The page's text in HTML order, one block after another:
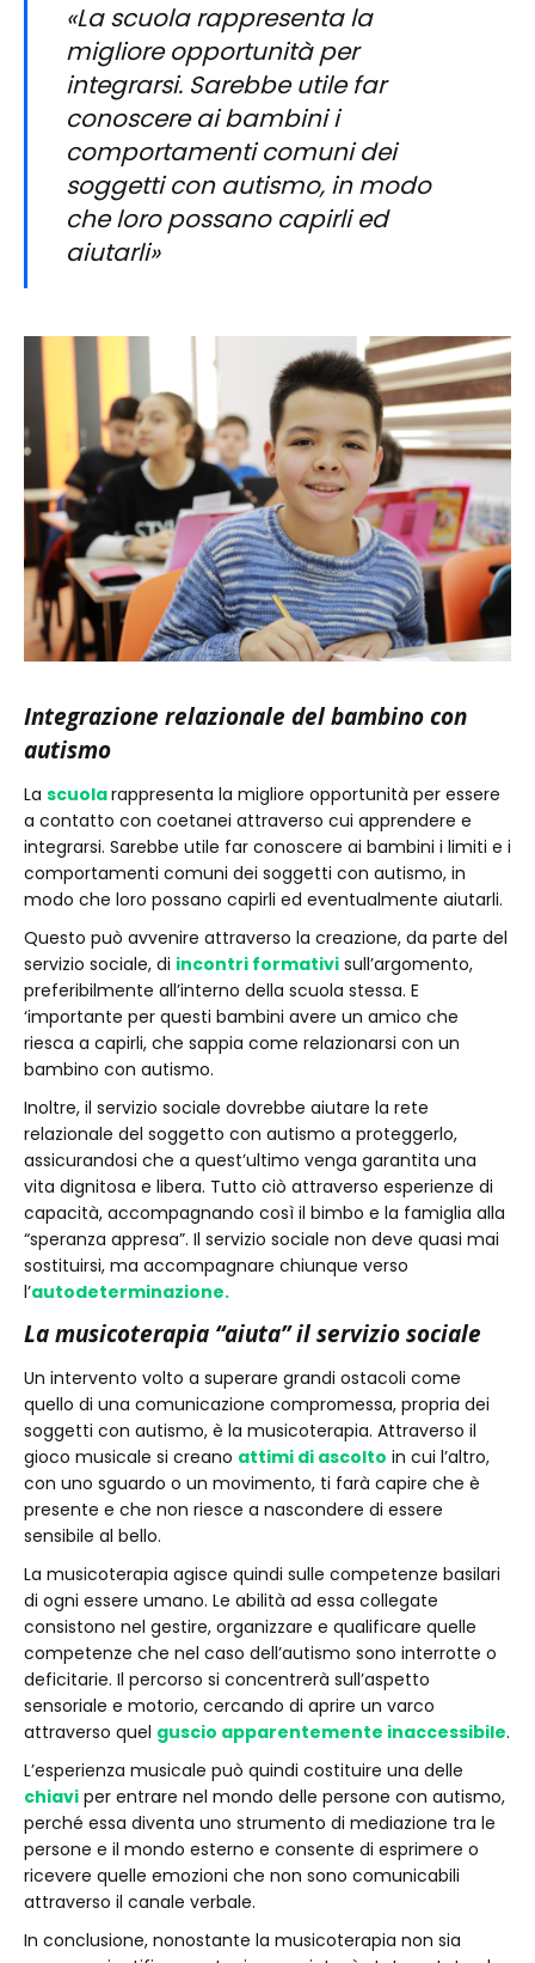
«La scuola rappresenta la
migliore opportunità per
integrarsi. Sarebbe utile far
conoscere ai bambini i
comportamenti comuni dei
soggetti con autismo, in modo
che loro possano capirli ed
aiutarli»
Integrazione relazionale del bambino con
autismo
La scuolarappresenta la migliore opportunità per essere
a contatto con coetanei attraverso cui apprendere e
integrarsi. Sarebbe utile far conoscere ai bambini i limiti e i
comportamenti comuni dei soggetti con autismo, in
modo che loro possano capirli ed eventualmente aiutarli.
Questo può avvenire attraverso la creazione, da parte del
servizio sociale, di incontri formativi sull’argomento,
preferibilmente all’interno della scuola stessa. E
‘importante per questi bambini avere un amico che
riesca a capirli, che sappia come relazionarsi con un
bambino con autismo.
Inoltre, il servizio sociale dovrebbe aiutare la rete
relazionale del soggetto con autismo a proteggerlo,
assicurandosi che a quest’ultimo venga garantita una
vita dignitosa e libera. Tutto ciò attraverso esperienze di
capacità, accompagnando così il bimbo e la famiglia alla
“speranza appresa”. Il servizio sociale non deve quasi mai
sostituirsi, ma accompagnare chiunque verso
l’autodeterminazione.
La musicoterapia “aiuta” il servizio sociale
Un intervento volto a superare grandi ostacoli come
quello di una comunicazione compromessa, propria dei
soggetti con autismo, è la musicoterapia. Attraverso il
gioco musicale si creano attimi di ascolto in cui l’altro,
con uno sguardo o un movimento, ti farà capire che è
presente e che non riesce a nascondere di essere
sensibile al bello.
La musicoterapia agisce quindi sulle competenze basilari
di ogni essere umano. Le abilità ad essa collegate
consistono nel gestire, organizzare e qualificare quelle
competenze che nel caso dell’autismo sono interrotte o
deficitarie. Il percorso si concentrerà sull’aspetto
sensoriale e motorio, cercando di aprire un varco
attraverso quel guscio apparentemente inaccessibile.
L’esperienza musicale può quindi costituire una delle
chiavi per entrare nel mondo delle persone con autismo,
perché essa diventa uno strumento di mediazione tra le
persone e il mondo esterno e consente di esprimere o
ricevere quelle emozioni che non sono comunicabili
attraverso il canale verbale.
In conclusione, nonostante la musicoterapia non sia